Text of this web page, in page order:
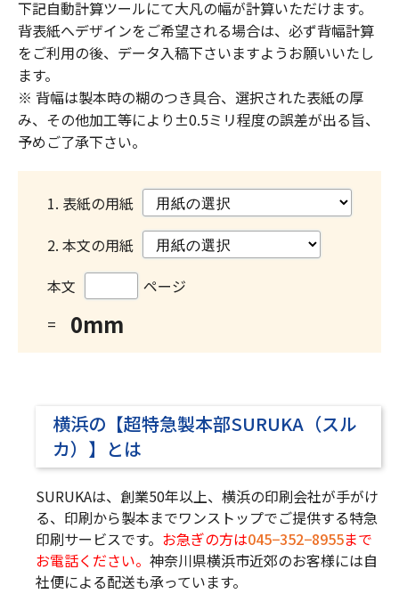
下記自動計算ツールにて大凡の幅が計算いただけます。
背表紙へデザインをご希望される場合は、必ず背幅計算
をご利用の後、データ入稿下さいますようお願いいたし
ます。
※ 背幅は製本時の糊のつき具合、選択された表紙の厚
み、その他加工等により±0.5ミリ程度の誤差が出る旨、
予めご了承下さい。
1. 表紙の用紙
2. 本文の用紙
本文
ページ
=
0mm
横浜の【超特急製本部SURUKA（スル
カ）】とは
SURUKAは、創業50年以上、横浜の印刷会社が手がけ
る、印刷から製本までワンストップでご提供する特急
印刷サービスです。 お急ぎの方は045−352−8955まで
お電話ください。 神奈川県横浜市近郊のお客様には自
社便による配送も承っています。